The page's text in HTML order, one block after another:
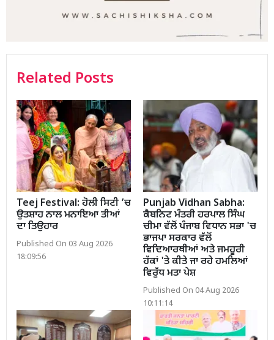
Related Posts
Teej Festival: ਹੋਲੀ ਸਿਟੀ ’ਚ
ਉਤਸ਼ਾਹ ਨਾਲ ਮਨਾਇਆ ਤੀਆਂ
ਦਾ ਤਿਉਹਾਰ
Published On 03 Aug 2026
18:09:56
Punjab Vidhan Sabha:
ਕੈਬਨਿਟ ਮੰਤਰੀ ਹਰਪਾਲ ਸਿੰਘ
ਚੀਮਾ ਵੱਲੋਂ ਪੰਜਾਬ ਵਿਧਾਨ ਸਭਾ 'ਚ
ਭਾਜਪਾ ਸਰਕਾਰ ਵੱਲੋਂ
ਵਿਦਿਆਰਥੀਆਂ ਅਤੇ ਜਮਹੂਰੀ
ਹੱਕਾਂ 'ਤੇ ਕੀਤੇ ਜਾ ਰਹੇ ਹਮਲਿਆਂ
ਵਿਰੁੱਧ ਮਤਾ ਪੇਸ਼
Published On 04 Aug 2026
10:11:14